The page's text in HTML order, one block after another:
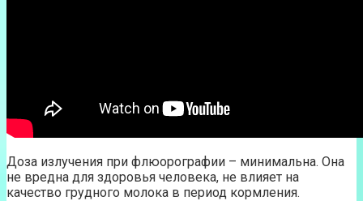
Доза излучения при флюорографии – минимальна. Она
не вредна для здоровья человека, не влияет на
качество грудного молока в период кормления.